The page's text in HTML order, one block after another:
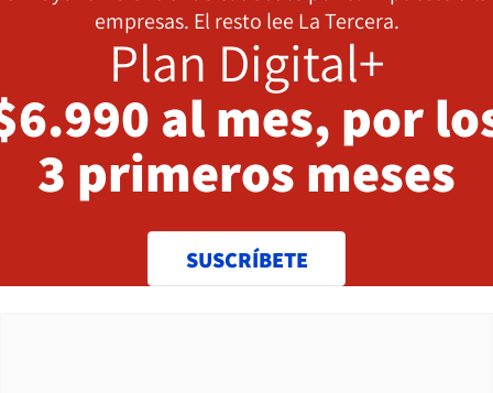
empresas. El resto lee La Tercera.
Plan Digital+
al mes, por
3 primeros meses
SUSCRÍBETE